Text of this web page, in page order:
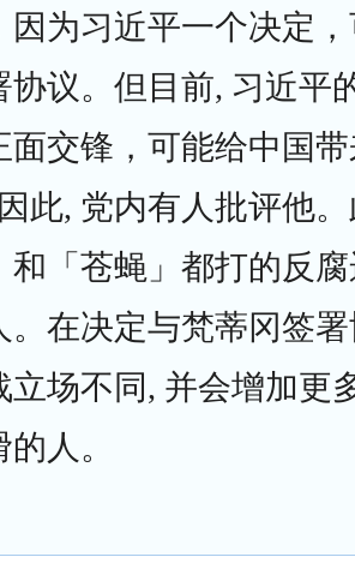
因为习近平一个决定
协议。但目前, 习近平
面交锋，可能给中国
此, 党内有人批评他
和「苍蝇」都打的反
。在决定与梵蒂冈签
立场不同, 并会增加更
人。